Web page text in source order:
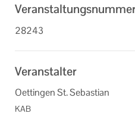
28243
Veranstalter
Oettingen St. Sebastian
KAB